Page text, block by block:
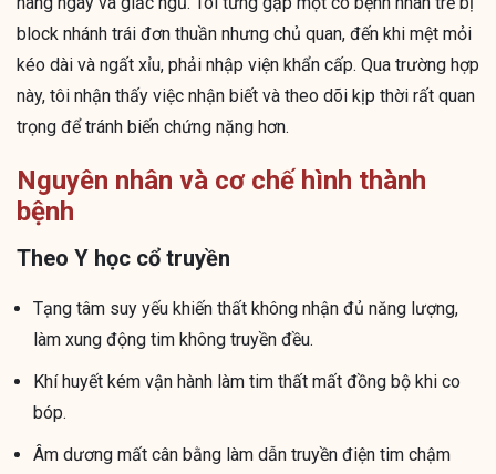
block nhánh trái đơn thuần nhưng chủ quan, đến khi mệt mỏi
kéo dài và ngất xỉu, phải nhập viện khẩn cấp. Qua trường hợp
này, tôi nhận thấy việc nhận biết và theo dõi kịp thời rất quan
trọng để tránh biến chứng nặng hơn.
Nguyên nhân và cơ chế hình thành
bệnh
Theo Y học cổ truyền
Tạng tâm suy yếu khiến thất không nhận đủ năng lượng,
làm xung động tim không truyền đều.
Khí huyết kém vận hành làm tim thất mất đồng bộ khi co
bóp.
Âm dương mất cân bằng làm dẫn truyền điện tim chậm